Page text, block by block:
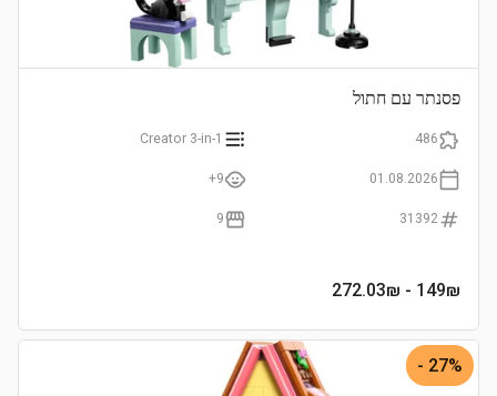
פסנתר עם חתול
486
Creator 3-in-1
01.08.2026
9+
31392
9
149₪
- 272.03₪
27% -